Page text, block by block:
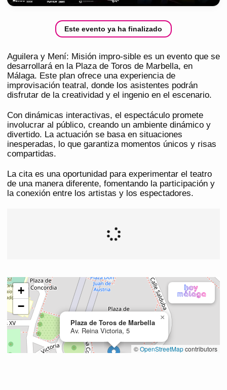
Este evento ya ha finalizado
Aguilera y Mení: Misión impro-sible es un evento que se
desarrollará en la Plaza de Toros de Marbella, en
Málaga. Este plan ofrece una experiencia de
improvisación teatral, donde los asistentes podrán
disfrutar de la creatividad y el ingenio en el escenario.
Con dinámicas interactivas, el espectáculo promete
involucrar al público, creando un ambiente dinámico y
divertido. La actuación se basa en situaciones
inesperadas, lo que garantiza momentos únicos y risas
compartidas.
La cita es una oportunidad para experimentar el teatro
de una manera diferente, fomentando la participación y
la conexión entre los artistas y los espectadores.